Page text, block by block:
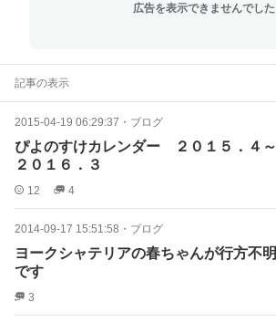
広告を表示できませんでした
記事の表示
2015-04-19 06:29:37 ・ ブログ
ぴよのすけカレンダー ２０１５．４～
２０１６．３
12 4
2014-09-17 15:51:58 ・ ブログ
ヨークシャテリアの春ちゃんが行方不明
です
3